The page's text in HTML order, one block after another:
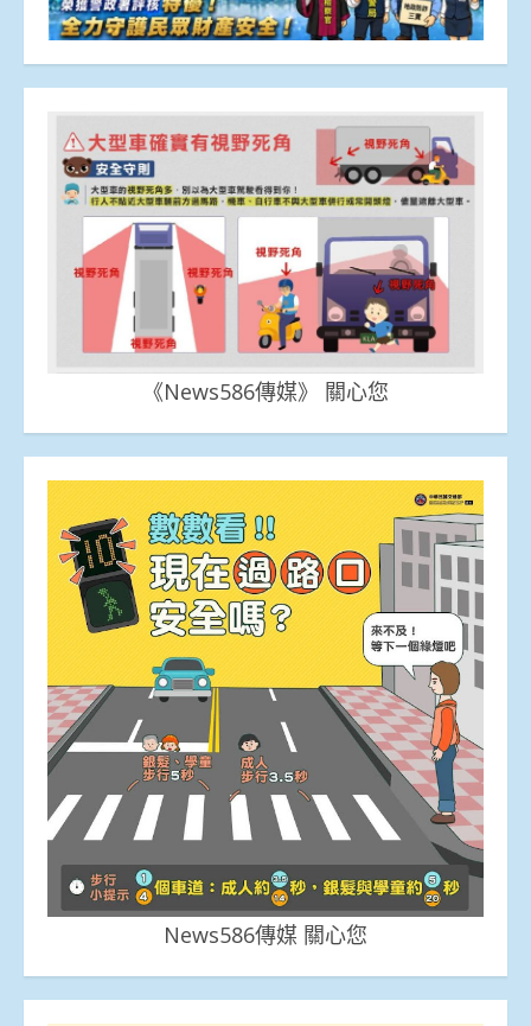
《News586傳媒》 關心您
News586傳媒 關心您